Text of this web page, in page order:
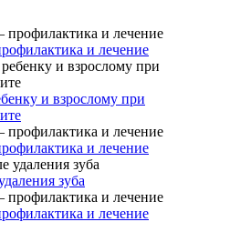
и лечение
и взрослому при
и лечение
зуба
и лечение